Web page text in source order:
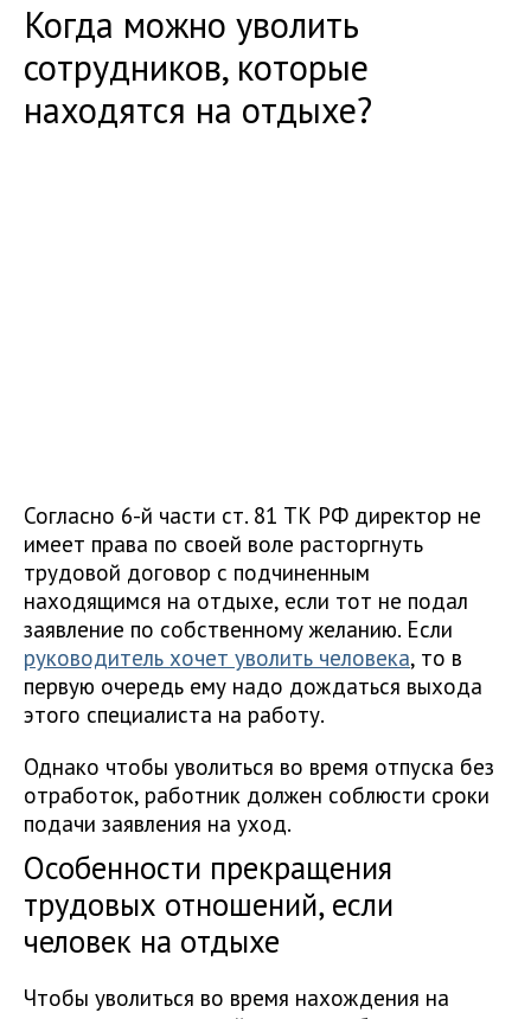
Когда можно уволить
сотрудников, которые
находятся на отдыхе?
Согласно 6-й части ст. 81 ТК РФ директор не
имеет права по своей воле расторгнуть
трудовой договор с подчиненным
находящимся на отдыхе, если тот не подал
заявление по собственному желанию. Если
руководитель хочет уволить человека, то в
первую очередь ему надо дождаться выхода
этого специалиста на работу.
Однако чтобы уволиться во время отпуска без
отработок, работник должен соблюсти сроки
подачи заявления на уход.
Особенности прекращения
трудовых отношений, если
человек на отдыхе
Чтобы уволиться во время нахождения на